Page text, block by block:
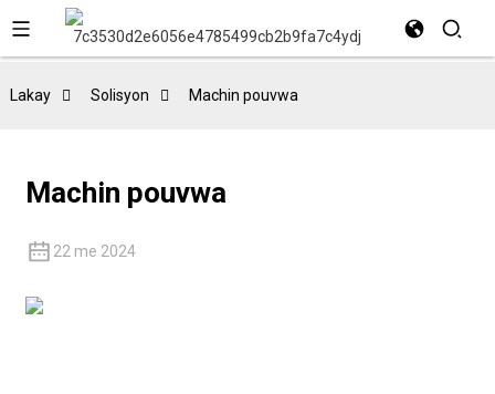
Lakay Solisyon Machin pouvwa
Machin pouvwa
22 me 2024